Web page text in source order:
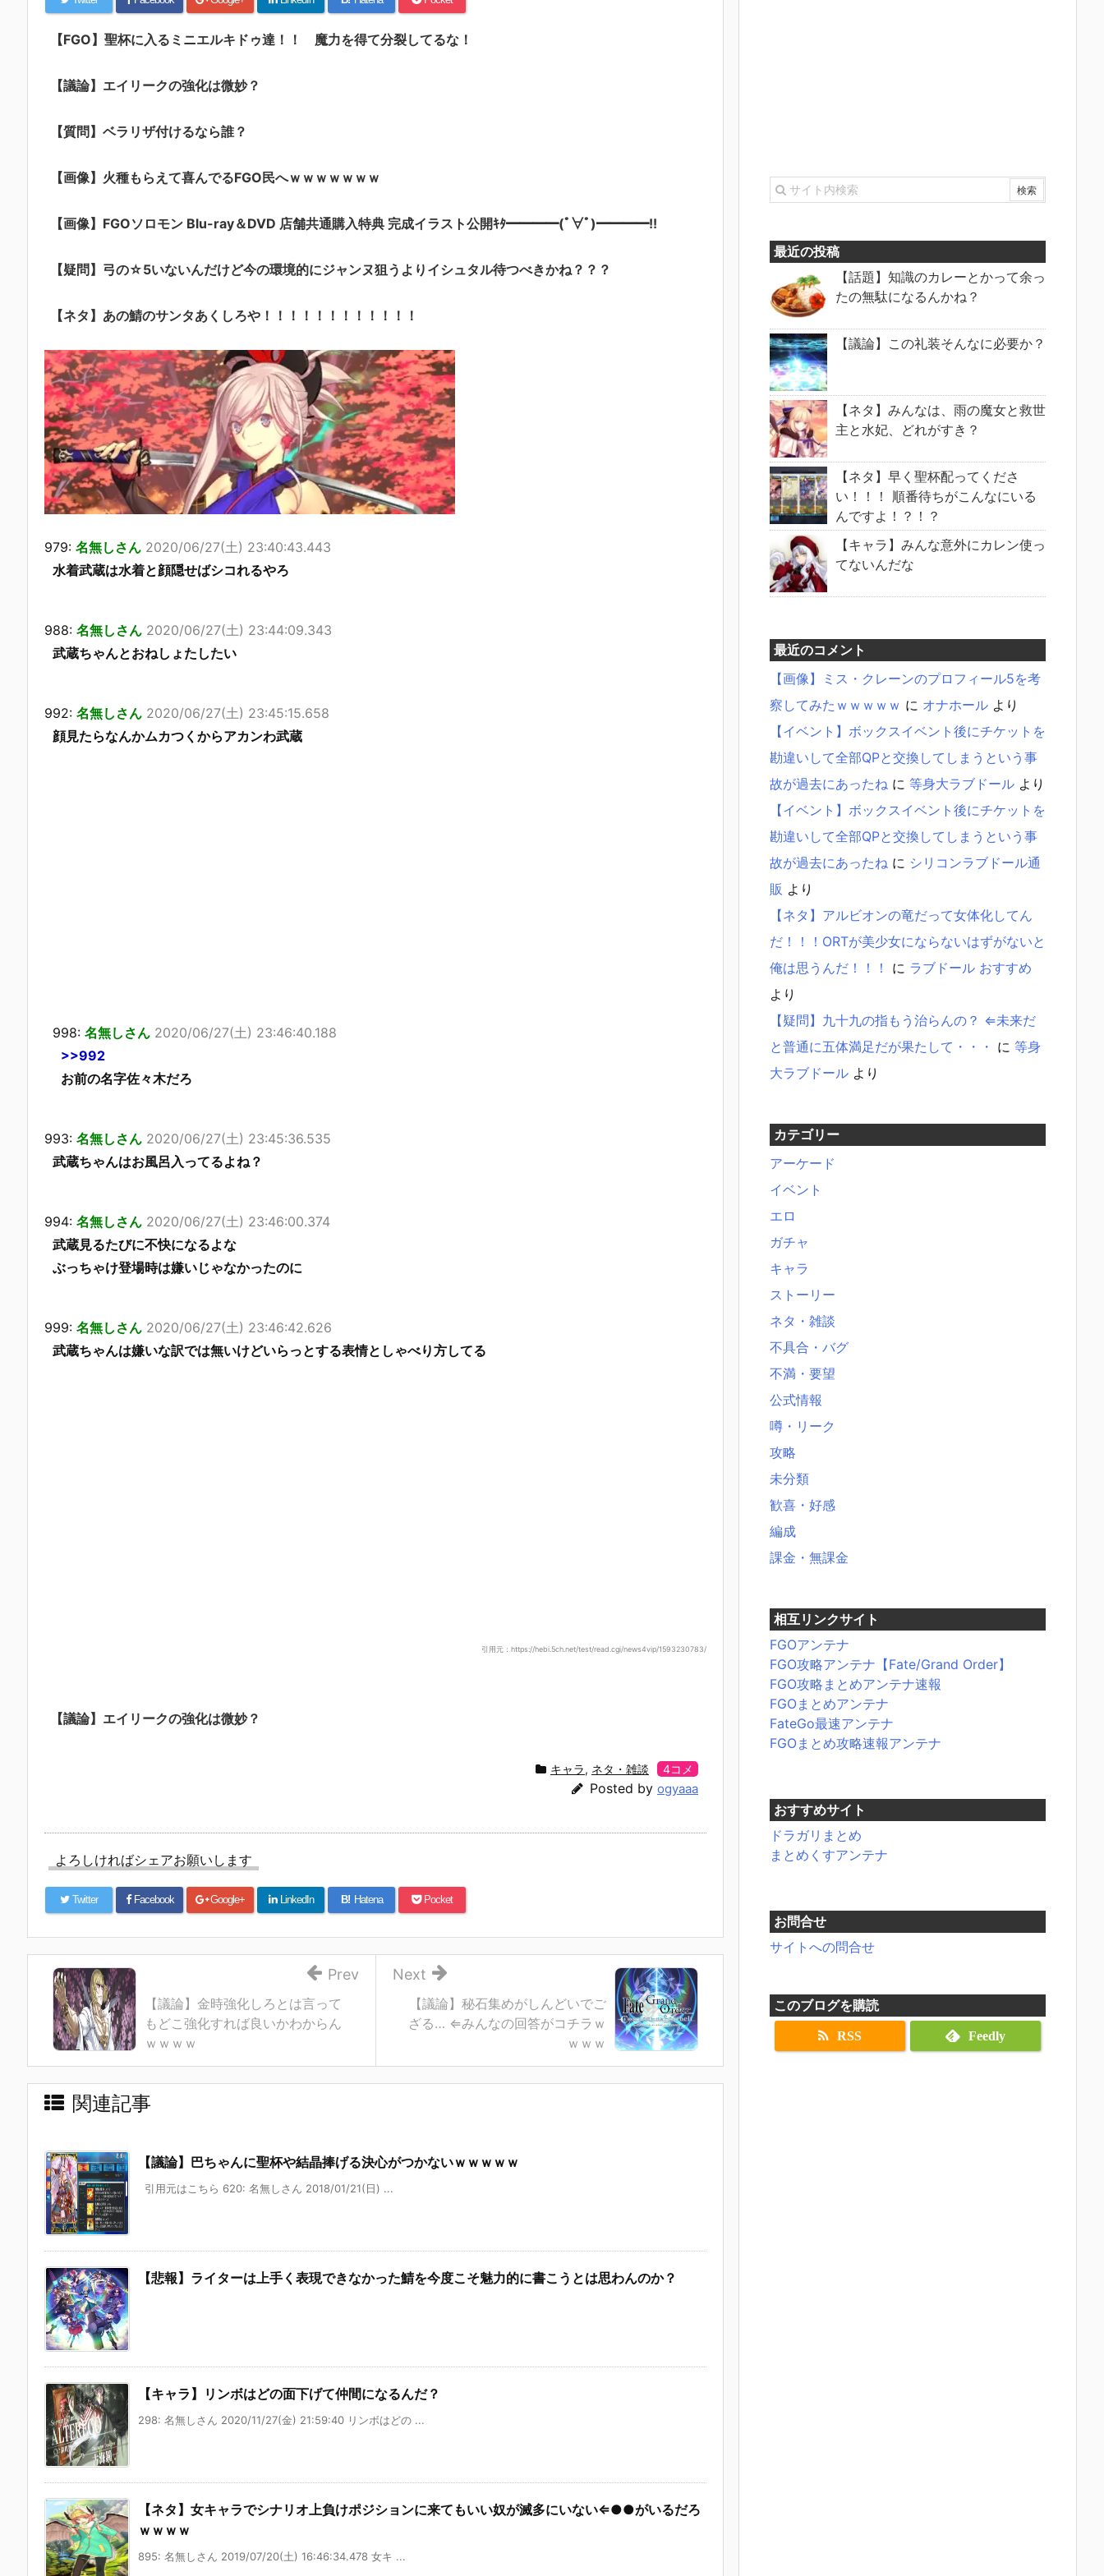
【FGO】聖杯に入るミニエルキドゥ達！！ 魔力を得て分裂してるな！
【議論】エイリークの強化は微妙？
【質問】ベラリザ付けるなら誰？
【画像】火種もらえて喜んでるFGO民へｗｗｗｗｗｗｗ
【画像】FGOソロモン Blu-ray＆DVD 店舗共通購入特典 完成イラスト公開ｷﾀ━━━━(ﾟ∀ﾟ)━━━━!!
【疑問】弓の☆5いないんだけど今の環境的にジャンヌ狙うよりイシュタル待つべきかね？？？
【ネタ】あの鯖のサンタあくしろや！！！！！！！！！！！！
979: 名無しさん 2020/06/27(土) 23:40:43.443
水着武蔵は水着と顔隠せばシコれるやろ
988: 名無しさん 2020/06/27(土) 23:44:09.343
武蔵ちゃんとおねしょたしたい
992: 名無しさん 2020/06/27(土) 23:45:15.658
顔見たらなんかムカつくからアカンわ武蔵
998: 名無しさん 2020/06/27(土) 23:46:40.188
>>992
お前の名字佐々木だろ
993: 名無しさん 2020/06/27(土) 23:45:36.535
武蔵ちゃんはお風呂入ってるよね？
994: 名無しさん 2020/06/27(土) 23:46:00.374
武蔵見るたびに不快になるよな
ぶっちゃけ登場時は嫌いじゃなかったのに
999: 名無しさん 2020/06/27(土) 23:46:42.626
武蔵ちゃんは嫌いな訳では無いけどいらっとする表情としゃべり方してる
引用元：https://hebi.5ch.net/test/read.cgi/news4vip/1593230783/
【議論】エイリークの強化は微妙？
キャラ, ネタ・雑談 4コメ
Posted by ogyaaa
よろしければシェアお願いします
Twitter Facebook Google+ LinkedIn B! Hatena Pocket
【議論】秘石集めがしんどいでご
ざる… ⇐みんなの回答がコチラｗ
ｗｗｗ
Next
【議論】金時強化しろとは言って
もどこ強化すれば良いかわからん
ｗｗｗｗ
Prev
関連記事
【議論】巴ちゃんに聖杯や結晶捧げる決心がつかないｗｗｗｗｗ
引用元はこちら 620: 名無しさん 2018/01/21(日) ...
【悲報】ライターは上手く表現できなかった鯖を今度こそ魅力的に書こうとは思わんのか？
【キャラ】リンボはどの面下げて仲間になるんだ？
298: 名無しさん 2020/11/27(金) 21:59:40 リンボはどの ...
【ネタ】女キャラでシナリオ上負けポジションに来てもいい奴が滅多にいない⇐●●がいるだろ
ｗｗｗｗ
895: 名無しさん 2019/07/20(土) 16:46:34.478 女キ ...
最近の投稿
【話題】知識のカレーとかって余っ
たの無駄になるんかね？
【議論】この礼装そんなに必要か？
【ネタ】みんなは、雨の魔女と救世
主と水妃、どれがすき？
【ネタ】早く聖杯配ってくださ
い！！！ 順番待ちがこんなにいる
んですよ！？！？
【キャラ】みんな意外にカレン使っ
てないんだな
最近のコメント
【画像】ミス・クレーンのプロフィール5を考
察してみたｗｗｗｗｗ に オナホール より
【イベント】ボックスイベント後にチケットを
勘違いして全部QPと交換してしまうという事
故が過去にあったね に 等身大ラブドール より
【イベント】ボックスイベント後にチケットを
勘違いして全部QPと交換してしまうという事
故が過去にあったね に シリコンラブドール通
販 より
【ネタ】アルビオンの竜だって女体化してん
だ！！！ORTが美少女にならないはずがないと
俺は思うんだ！！！
に ラブドール おすすめ
より
【疑問】九十九の指もう治らんの？ ⇐未来だ
と普通に五体満足だが果たして・・・ に 等身
大ラブドール より
カテゴリー
アーケード
イベント
エロ
ガチャ
キャラ
ストーリー
ネタ・雑談
不具合・バグ
不満・要望
公式情報
噂・リーク
攻略
未分類
歓喜・好感
編成
課金・無課金
相互リンクサイト
FGOアンテナ
FGO攻略アンテナ【Fate/Grand Order】
FGO攻略まとめアンテナ速報
FGOまとめアンテナ
FateGo最速アンテナ
FGOまとめ攻略速報アンテナ
おすすめサイト
ドラガリまとめ
まとめくすアンテナ
お問合せ
サイトへの問合せ
このブログを購読
RSS Feedly